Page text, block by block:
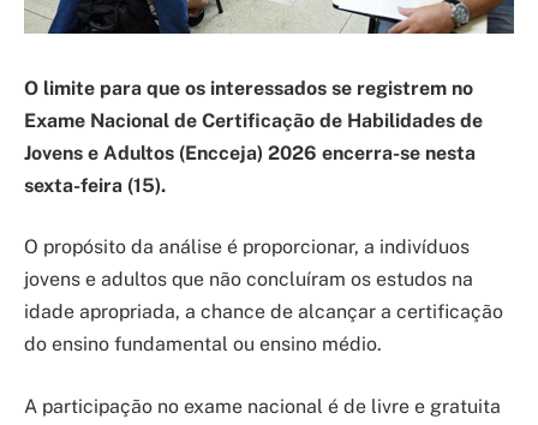
O limite para que os interessados se registrem no
Exame Nacional de Certificação de Habilidades de
Jovens e Adultos (Encceja) 2026 encerra-se nesta
sexta-feira (15).
O propósito da análise é proporcionar, a indivíduos
jovens e adultos que não concluíram os estudos na
idade apropriada, a chance de alcançar a certificação
do ensino fundamental ou ensino médio.
A participação no exame nacional é de livre e gratuita